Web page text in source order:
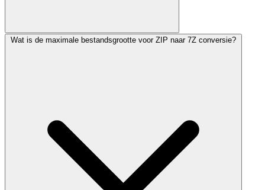
Wat is de maximale bestandsgrootte voor ZIP naar 7Z conversie?